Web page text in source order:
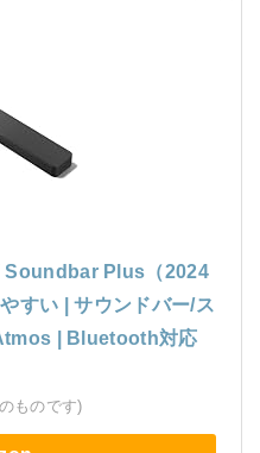
Soundbar Plus（2024
すい | サウンドバー/ス
| Bluetooth対応
ものです)